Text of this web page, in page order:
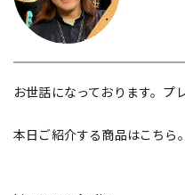
お世話になっております。プ
本日ご紹介する商品はこちら。